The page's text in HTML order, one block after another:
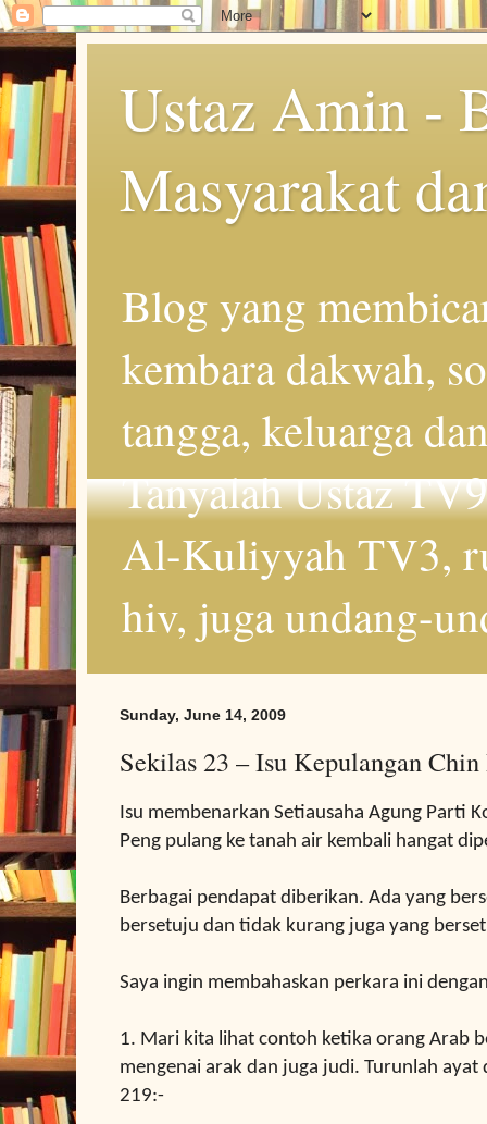
Ustaz Amin -
Masyarakat
Blog yang
kembara dakwah,
tangga, keluarga
Tanyalah Ustaz
Al-Kuliyyah TV3,
hiv, juga undang-
Sunday, June 14, 2009
Sekilas 23 – Isu Kepulangan Chin
Isu membenarkan Setiausaha Agung Parti
Peng pulang ke tanah air kembali hangat
Berbagai pendapat diberikan. Ada yang
bersetuju dan tidak kurang juga yang
Saya ingin membahaskan perkara ini
1. Mari kita lihat contoh ketika orang Arab
mengenai arak dan juga judi. Turunlah ayat
219:-